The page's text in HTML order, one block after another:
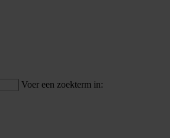
Voer een zoekterm in: